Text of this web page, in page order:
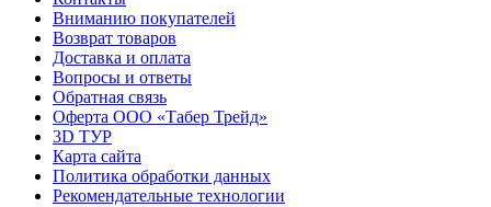
Вниманию покупателей
Возврат товаров
Доставка и оплата
Вопросы и ответы
Обратная связь
Оферта ООО «Табер Трейд»
3D ТУР
Карта сайта
Политика обработки данных
Рекомендательные технологии